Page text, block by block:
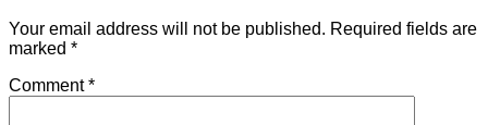
Your email address will not be published. Required fields are
marked *
Comment*